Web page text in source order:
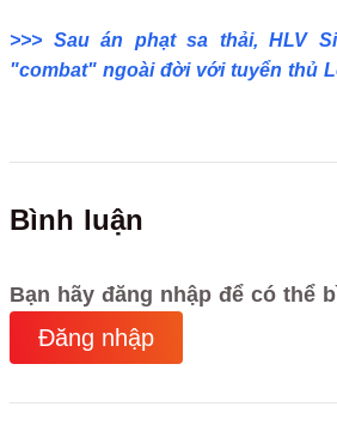
>>> Sau án phạt sa thải, HLV
"combat" ngoài đời với tuyển thủ
Bình luận
Bạn hãy đăng nhập để có thể
Đăng nhập